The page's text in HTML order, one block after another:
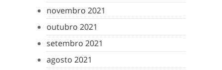
novembro 2021
outubro 2021
setembro 2021
agosto 2021